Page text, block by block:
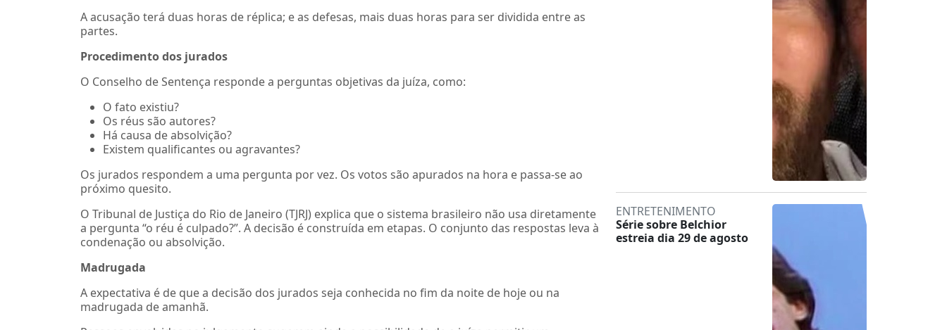
A acusação terá duas horas de réplica; e as defesas, mais duas horas para ser dividida entre as
partes.
Procedimento dos jurados
O Conselho de Sentença responde a perguntas objetivas da juíza, como:
O fato existiu?
Os réus são autores?
Há causa de absolvição?
Existem qualificantes ou agravantes?
Os jurados respondem a uma pergunta por vez. Os votos são apurados na hora e passa-se ao
próximo quesito.
O Tribunal de Justiça do Rio de Janeiro (TJRJ) explica que o sistema brasileiro não usa diretamente
a pergunta “o réu é culpado?”. A decisão é construída em etapas. O conjunto das respostas leva à
condenação ou absolvição.
Madrugada
A expectativa é de que a decisão dos jurados seja conhecida no fim da noite de hoje ou na
madrugada de amanhã.
ENTRETENIMENTO
Série sobre Belchior
estreia dia 29 de agosto